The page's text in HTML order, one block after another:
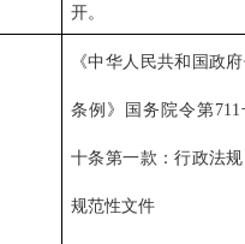
开。
《中华人民共和国政
条例》国务院令第
十条第一款：行政法
规范性文件